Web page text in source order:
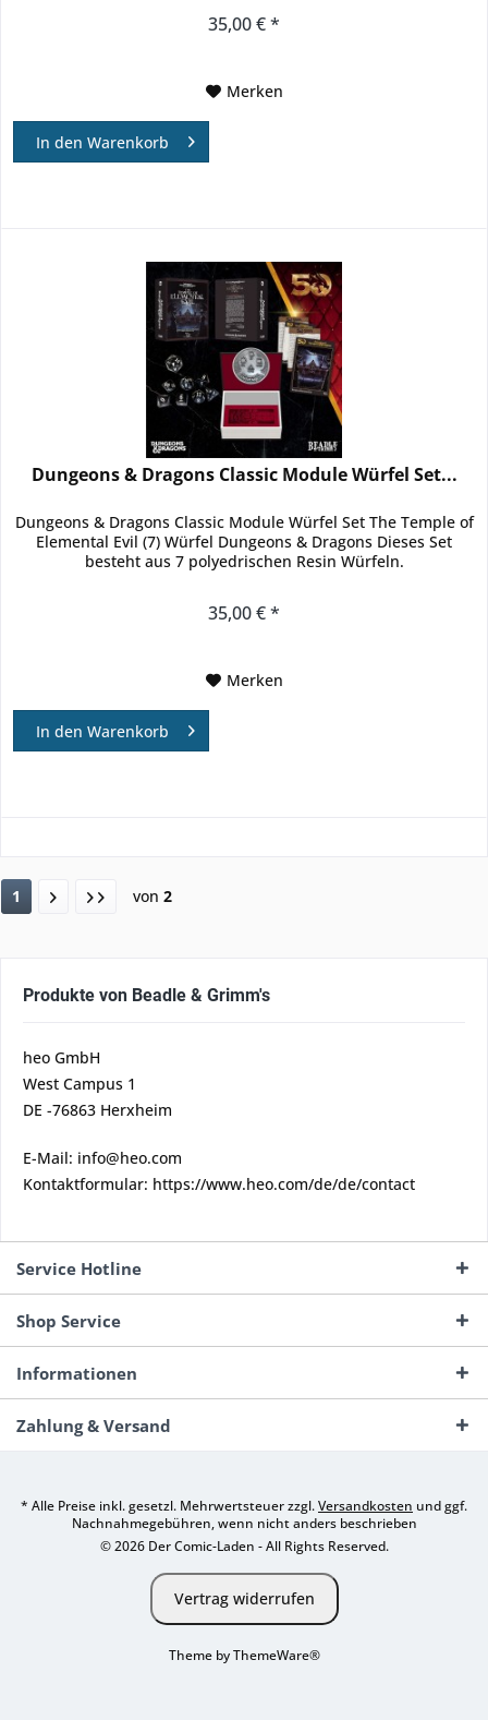
35,00 € *
Merken
In den Warenkorb
Dungeons & Dragons Classic Module Würfel Set...
Dungeons & Dragons Classic Module Würfel Set The Temple of
Elemental Evil (7) Würfel Dungeons & Dragons Dieses Set
besteht aus 7 polyedrischen Resin Würfeln.
35,00 € *
Merken
In den Warenkorb
1 von 2
Produkte von Beadle & Grimm's
heo GmbH
West Campus 1
DE -76863 Herxheim
E-Mail: info@heo.com
Kontaktformular: https://www.heo.com/de/de/contact
Service Hotline
Shop Service
Informationen
Zahlung & Versand
* Alle Preise inkl. gesetzl. Mehrwertsteuer zzgl.Versandkosten und ggf.
Nachnahmegebühren, wenn nicht anders beschrieben
© 2026 Der Comic-Laden - All Rights Reserved.
Vertrag widerrufen
Theme byThemeWare®